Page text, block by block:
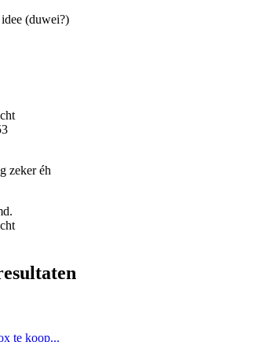
(duwei?)
zeker éh
te koop...